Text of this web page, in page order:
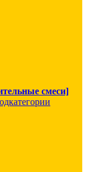
смеси]